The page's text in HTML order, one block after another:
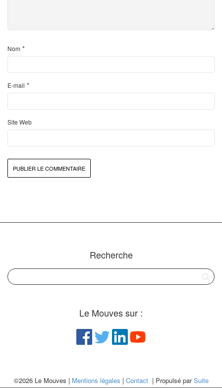
Nom *
E-mail *
Site Web
Recherche
Le Mouves sur :
©2026 Le Mouves | Mentions légales | Contact| Propulsé parSuite